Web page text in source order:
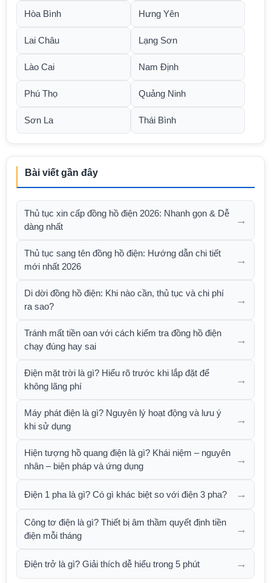
Hòa Bình Hưng Yên
Lai Châu Lạng Sơn
Lào Cai Nam Định
Phú Thọ Quảng Ninh
Sơn La Thái Bình
Bài viết gần đây
Thủ tục xin cấp đồng hồ điện 2026: Nhanh gọn & Dễ
dàng nhất
→
Thủ tục sang tên đồng hồ điện: Hướng dẫn chi tiết
mới nhất 2026
→
Di dời đồng hồ điện: Khi nào cần, thủ tục và chi phí
ra sao?
→
Tránh mất tiền oan với cách kiểm tra đồng hồ điện
chạy đúng hay sai
→
Điện mặt trời là gì? Hiểu rõ trước khi lắp đặt để
không lãng phí
→
Máy phát điện là gì? Nguyên lý hoạt động và lưu ý
khi sử dụng
→
Hiện tượng hồ quang điện là gì? Khái niệm – nguyên
nhân – biện pháp và ứng dụng
→
Điện 1 pha là gì? Có gì khác biệt so với điện 3 pha? →
Công tơ điện là gì? Thiết bị âm thầm quyết định tiền
điện mỗi tháng
→
Điện trở là gì? Giải thích dễ hiểu trong 5 phút →